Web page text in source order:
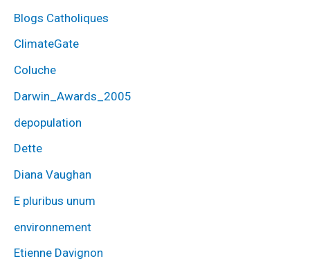
Blogs Catholiques
ClimateGate
Coluche
Darwin_Awards_2005
depopulation
Dette
Diana Vaughan
E pluribus unum
environnement
Etienne Davignon